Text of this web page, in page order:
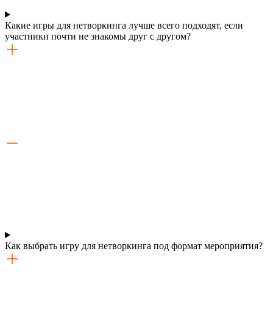
Какие игры для нетворкинга лучше всего подходят, если
участники почти не знакомы друг с другом?
Как выбрать игру для нетворкинга под формат мероприятия?